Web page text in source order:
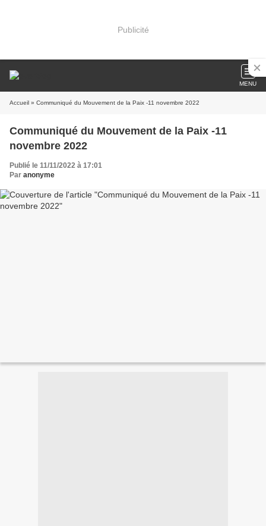
Publicité
MENU
Accueil » Communiqué du Mouvement de la Paix -11 novembre 2022
Communiqué du Mouvement de la Paix -11
novembre 2022
Publié le 11/11/2022 à 17:01
Par anonyme